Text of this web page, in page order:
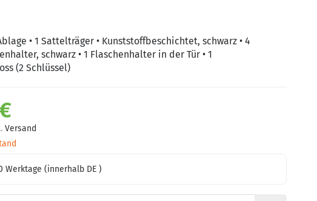
• 1 Sattelträger • Kunststoffbeschichtet, schwarz • 4
schwarz • 1 Flaschenhalter in der Tür • 1
(2 Schlüssel)
Versand
Werktage(innerhalb DE )